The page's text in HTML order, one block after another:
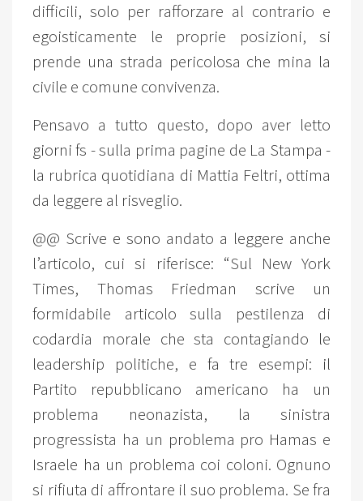
difficili, solo per rafforzare al contrario e
egoisticamente le proprie posizioni, si
prende una strada pericolosa che mina la
civile e comune convivenza.
Pensavo a tutto questo, dopo aver letto
giorni fs - sulla prima pagine de La Stampa -
la rubrica quotidiana di Mattia Feltri, ottima
da leggere al risveglio.
@@ Scrive e sono andato a leggere anche
l’articolo, cui si riferisce: “Sul New York
Times, Thomas Friedman scrive un
formidabile articolo sulla pestilenza di
codardia morale che sta contagiando le
leadership politiche, e fa tre esempi: il
Partito repubblicano americano ha un
problema neonazista, la sinistra
progressista ha un problema pro Hamas e
Israele ha un problema coi coloni. Ognuno
si rifiuta di affrontare il suo problema. Se fra